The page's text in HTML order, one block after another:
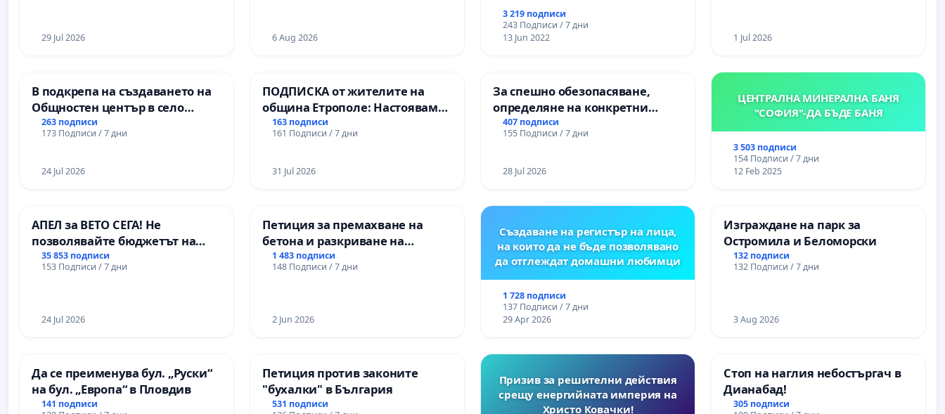
(БУНАРДЖИК)
29 Jul 2026
Александър I“ и Хуманитарна
6 Aug 2026
3 219 подписи
243 Подписи / 7 дни
13 Jun 2022
1 Jul 2026
В подкрепа на създаването на
Общностен център в село
Църква
263 подписи
173 Подписи / 7 дни
24 Jul 2026
ПОДПИСКА от жителите на
община Етрополе: Настояваме
за ясни гаранции от “Елаците-
МЕД” АД и от държавата, че ще
екологични норми!
163 подписи
161 Подписи / 7 дни
31 Jul 2026
За спешно обезопасяване,
определяне на конкретни
срокове и извършване на
цялостна рехабилитация на
пътен възел АМ „Тракия“ - гр.
Момин проход
407 подписи
155 Подписи / 7 дни
28 Jul 2026
ЦЕНТРАЛНА МИНЕРАЛНА БАНЯ
"СОФИЯ"-ДА БЪДЕ БАНЯ
3 503 подписи
154 Подписи / 7 дни
12 Feb 2025
АПЕЛ за ВЕТО СЕГА! Не
позволявайте бюджетът на
Радев да открадне парите и
правата ни в тъмното
35 853 подписи
153 Подписи / 7 дни
24 Jul 2026
Петиция за премахване на
бетона и разкриване на
античното сърце на
Могиланската могила във
1 483 подписи
148 Подписи / 7 дни
2 Jun 2026
Създаване на регистър на лица,
на които да не бъде позволявано
да отглеждат домашни любимци
1 728 подписи
137 Подписи / 7 дни
29 Apr 2026
Изграждане на парк за
Остромила и Беломорски
132 подписи
132 Подписи / 7 дни
3 Aug 2026
Да се преименува бул. „Руски“
на бул. „Европа“ в Пловдив
141 подписи
Петиция против законите
"бухалки" в България
531 подписи
Призив за решителни действия
срещу енергийната империя на
Христо Ковачки!
Стоп на наглия небостъргач в
Дианабад!
305 подписи